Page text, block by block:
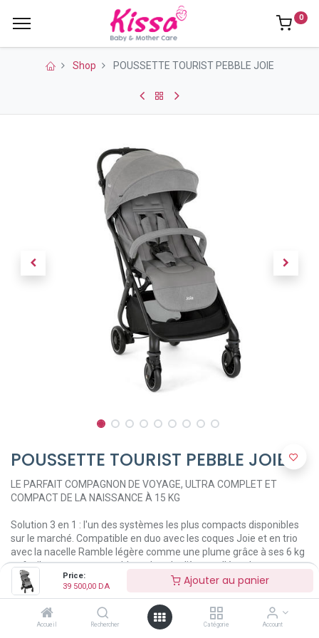
Price:
39 500,00 DA Ajouter au panier
Accueil Rechercher Catégorie Account
0
Shop POUSSETTE TOURIST PEBBLE JOIE
POUSSETTE TOURIST PEBBLE JOIE
LE PARFAIT COMPAGNON DE VOYAGE, ULTRA COMPLET ET
COMPACT DE LA NAISSANCE À 15 KG
Solution 3 en 1 : l'un des systèmes les plus compacts disponibles
sur le marché. Compatible en duo avec les coques Joie et en trio
avec la nacelle Ramble légère comme une plume grâce à ses 6 kg
et facilement transportable en bandoulière sur l'épaule avec sa
sangle et son sac de transport inclus hyper compacte elle tient
debout une fois pliée et se plie rapidement d'une seule main.
Position très allongée adaptée pour les nouveaux-nés.
Compatible en duo avec les coques gemm TM, i-Gemm TM, i-